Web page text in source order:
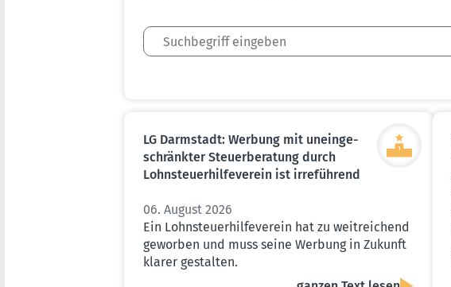
LG Darmstadt: Werbung mit unein­ge­
schränkter Steuer­be­ratung durch
Lohnsteu­er­hil­fe­verein ist irreführend
06. August 2026
Ein Lohnsteuerhilfeverein hat zu weitreichend
geworben und muss seine Werbung in Zukunft
klarer gestalten.